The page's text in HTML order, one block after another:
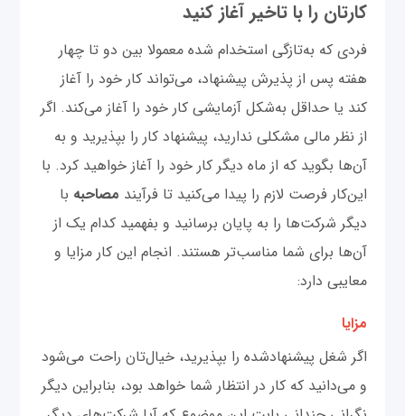
کارتان را با تاخیر آغاز کنید
فردی که به‌تازگی استخدام شده معمولا بین دو تا چهار
هفته پس از پذیرش پیشنهاد، می‌تواند کار خود را آغاز
‌کند یا حداقل به‌شکل آزمایشی کار خود را آغاز می‌کند. اگر
از نظر مالی مشکلی ندارید، پیشنهاد کار را بپذیرید و به
آن‌ها بگوید که از ماه دیگر کار خود را آغاز خواهید کرد. با
این‌کار فرصت لازم را پیدا می‌کنید تا فرآیند مصاحبه با
دیگر شرکت‌ها را به پایان برسانید و بفهمید کدام یک از
آن‌ها برای شما مناسب‌تر هستند. انجام این کار مزایا و
معایبی دارد:
مزایا
اگر شغل پیشنهادشده را بپذیرید، خیال‌تان راحت می‌شود
و می‌دانید که کار در انتظار شما خواهد بود، بنابراین دیگر